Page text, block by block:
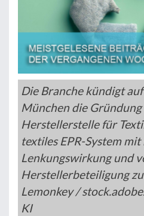
Die Branche kündigt
München die
Herstellerstelle für
textiles EPR-System
Lenkungswirkung und
Herstellerbeteiligung
Lemonkey /
KI